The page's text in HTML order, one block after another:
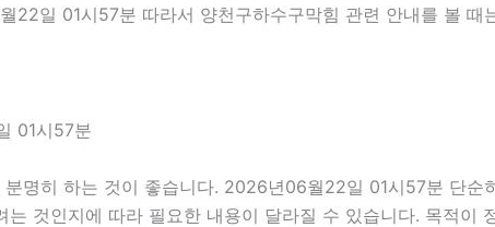
22일 01시57분 따라서 양천구하수구막힘 관련 안내를 볼
01시57분
명히 하는 것이 좋습니다. 2026년06월22일 01시57분 단
것인지에 따라 필요한 내용이 달라질 수 있습니다. 목적